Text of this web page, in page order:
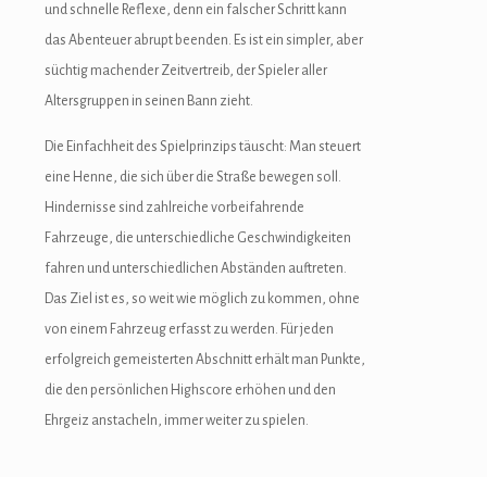
satın al
Panel
panel
panel
giriş
bonusu
bonusu
bonusu
und schnelle Reflexe, denn ein falscher Schritt kann
das Abenteuer abrupt beenden. Es ist ein simpler, aber
süchtig machender Zeitvertreib, der Spieler aller
Altersgruppen in seinen Bann zieht.
Die Einfachheit des Spielprinzips täuscht: Man steuert
eine Henne, die sich über die Straße bewegen soll.
Hindernisse sind zahlreiche vorbeifahrende
Fahrzeuge, die unterschiedliche Geschwindigkeiten
fahren und unterschiedlichen Abständen auftreten.
Das Ziel ist es, so weit wie möglich zu kommen, ohne
von einem Fahrzeug erfasst zu werden. Für jeden
erfolgreich gemeisterten Abschnitt erhält man Punkte,
die den persönlichen Highscore erhöhen und den
Ehrgeiz anstacheln, immer weiter zu spielen.